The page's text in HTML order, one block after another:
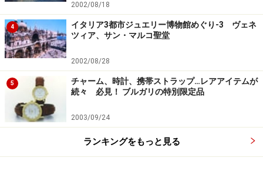
2002/08/18
4
イタリア3都市ジュエリー博物館めぐり-3 ヴェネ
ツィア、サン・マルコ聖堂
2002/08/28
5
チャーム、時計、携帯ストラップ…レアアイテムが
続々 必見！ ブルガリの特別限定品
2003/09/24
ランキングをもっと見る